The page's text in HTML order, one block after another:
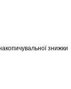
знижки